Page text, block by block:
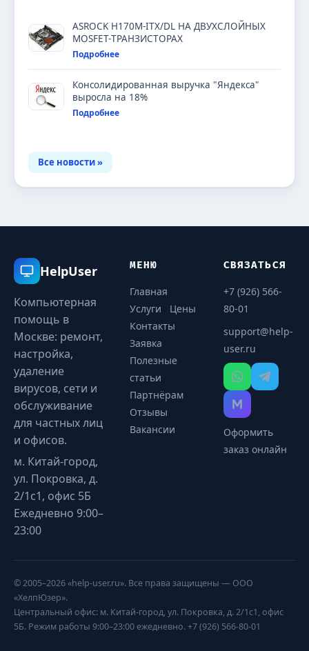
ASROCK H170M-ITX/DL НА ДВУХСЛОЙНЫХ
MOSFET-ТРАНЗИСТОРАХ
Подробнее
Консолидированная выручка "Яндекса"
выросла на 18%
Подробнее
Все новости »
HelpUser
Компьютерная
помощь в
Москве: ремонт,
настройка,
удаление
вирусов, сети и
обслуживание
для частных лиц
и офисов.
м. Китай-город,
ул. Покровка, д.
2/1с1, офис 5Б
Ежедневно 9:00–
23:00
МЕНЮ
Главная
Услуги
Цены
Контакты
Заявка
Полезные
статьи
Партнёрам
Отзывы
Вакансии
СВЯЗАТЬСЯ
+7 (926) 566-
80-01
support@help-
user.ru
Оформить
заказ онлайн
© 2005–2026 «help-user.ru». Все права защищены — ООО
«ХелпЮзер».
Центральный офис: м. Китай-город, ул. Покровка, д. 2/1с1, офис
5Б. Режим работы 9:00–23:00 ежедневно. +7 (926) 566-80-01